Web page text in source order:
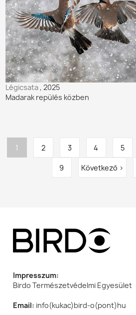
Légicsata, 2025
Madarak repülés közben
Oldalszámozás
Jelenlegi
1 Oldal
2 Oldal
3 Oldal
4 Oldal
5
Oldal
9 Következő
Következő ›
Impresszum:
Birdo Természetvédelmi Egyesület
Email: info(kukac)bird-o(pont)hu